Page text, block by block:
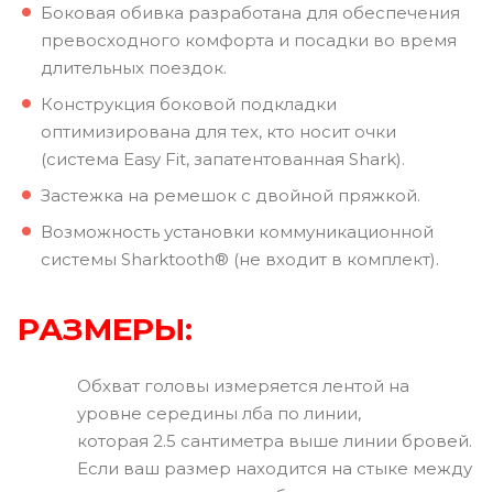
Боковая обивка разработана для обеспечения
превосходного комфорта и посадки во время
длительных поездок.
Конструкция боковой подкладки
оптимизирована для тех, кто носит очки
(система Easy Fit, запатентованная Shark).
Застежка на ремешок с двойной пряжкой.
Возможность установки коммуникационной
системы Sharktooth® (не входит в комплект).
РАЗМЕРЫ:
Обхват головы измеряется лентой на
уровне середины лба по линии,
которая 2.5 сантиметра выше линии бровей.
Если ваш размер находится на стыке между